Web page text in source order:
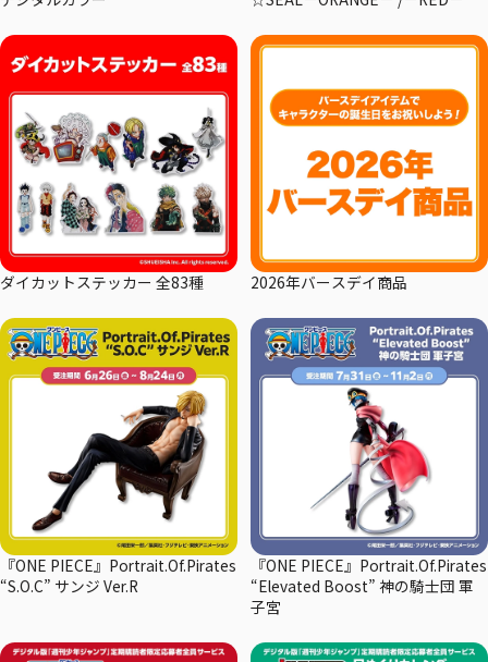
ダイカットステッカー 全83種 2026年バースデイ商品
『ONE PIECE』Portrait.Of.Pirates
“S.O.C” サンジ Ver.R
『ONE PIECE』Portrait.Of.Pirates
“Elevated Boost” 神の騎士団 軍
子宮